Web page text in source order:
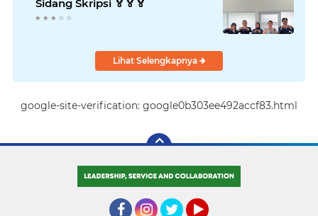
Sidang Skripsi 🏅🏅🏅
Lihat Selengkapnya
google-site-verification: google0b303ee492accf83.html